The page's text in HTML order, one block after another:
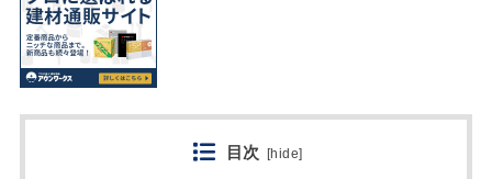
目次 [hide]